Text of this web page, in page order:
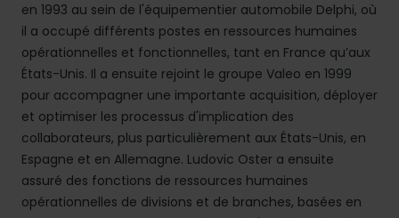
en 1993 au sein de l'équipementier automobile Delphi, où
il a occupé différents postes en ressources humaines
opérationnelles et fonctionnelles, tant en France qu’aux
États-Unis. Il a ensuite rejoint le groupe Valeo en 1999
pour accompagner une importante acquisition, déployer
et optimiser les processus d'implication des
collaborateurs, plus particulièrement aux États-Unis, en
Espagne et en Allemagne. Ludovic Oster a ensuite
assuré des fonctions de ressources humaines
opérationnelles de divisions et de branches, basées en